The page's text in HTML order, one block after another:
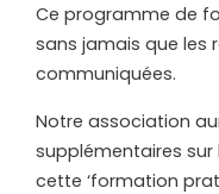
Ce programme de
sans jamais que les
communiquées.
Notre association
supplémentaires
cette ‘formation